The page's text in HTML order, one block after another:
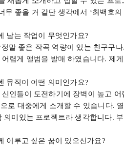
무 좋을 거 같단 생각에서 ‘최백호의
남는 작업이 무엇인가요?
정말 좋은 작곡 역량이 있는 친구구나
렵게 앨범을 발매 하였습니다. 제
뮤직이 어떤 의미인가요?
인들이 도전하기에 장벽이 높고 어
로 대중에게 소개할 수 있습니다.
의미있는 프로젝트라 생각합니다.
이루고 싶은 꿈이 있으신가요?